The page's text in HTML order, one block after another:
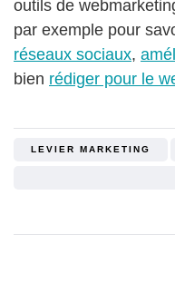
outils de
par exemple pour
réseaux sociaux,
bien rédiger pour le
LEVIER MARKETING